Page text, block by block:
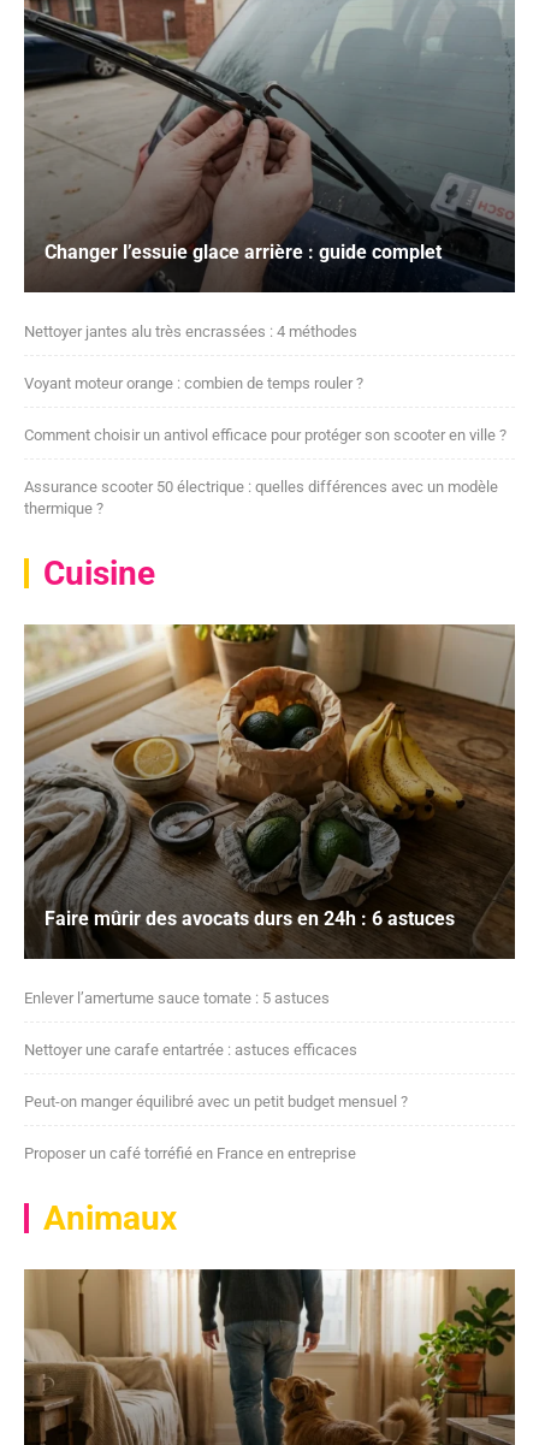
Changer l’essuie glace arrière : guide complet
Nettoyer jantes alu très encrassées : 4 méthodes
Voyant moteur orange : combien de temps rouler ?
Comment choisir un antivol efficace pour protéger son scooter en ville ?
Assurance scooter 50 électrique : quelles différences avec un modèle
thermique ?
Cuisine
Faire mûrir des avocats durs en 24h : 6 astuces
Enlever l’amertume sauce tomate : 5 astuces
Nettoyer une carafe entartrée : astuces efficaces
Peut-on manger équilibré avec un petit budget mensuel ?
Proposer un café torréfié en France en entreprise
Animaux